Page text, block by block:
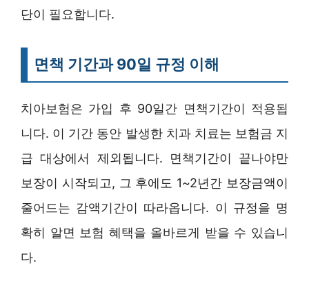
단이 필요합니다.
면책 기간과 90일 규정 이해
치아보험은 가입 후 90일간 면책기간이 적용됩
니다. 이 기간 동안 발생한 치과 치료는 보험금 지
급 대상에서 제외됩니다. 면책기간이 끝나야만
보장이 시작되고, 그 후에도 1~2년간 보장금액이
줄어드는 감액기간이 따라옵니다. 이 규정을 명
확히 알면 보험 혜택을 올바르게 받을 수 있습니
다.